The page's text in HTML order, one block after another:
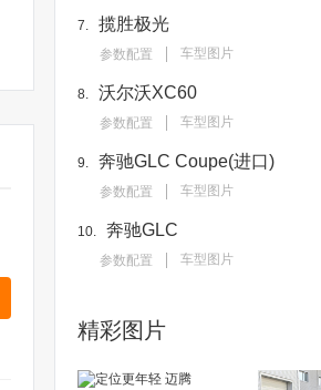
7. 揽胜极光
参数配置 车型图片
8. 沃尔沃XC60
参数配置 车型图片
9. 奔驰GLC Coupe(进口)
参数配置 车型图片
10. 奔驰GLC
参数配置 车型图片
精彩图片